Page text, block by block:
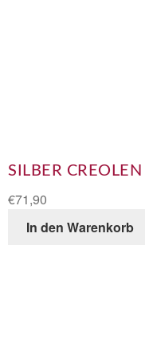
SILBER
€71,90
In den Warenkorb